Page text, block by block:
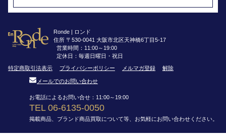
Ronde | ロンド
住所 〒530-0041 大阪市北区天神橋6丁目5-17
営業時間：11:00～19:00
定休日：毎週日曜日・祝日
特定商取引法表示
プライバシーポリシー メルマガ登録 解除
メールでのお問い合わせ
お電話によるお問い合せ：11:00～19:00
TEL 06-6135-0050
掲載商品、ブランド商品買取について等、お気軽にお問い合わせください。